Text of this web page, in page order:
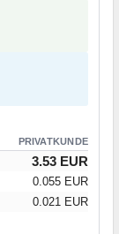
PRIVATKUNDE
3.53 EUR
0.055 EUR
0.021 EUR